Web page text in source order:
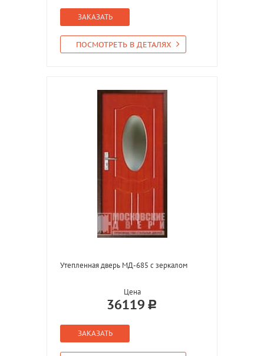
ЗАКАЗАТЬ
ПОСМОТРЕТЬ В ДЕТАЛЯХ
Утепленная дверь МД-685 с зеркалом
Цена
36119
ЗАКАЗАТЬ